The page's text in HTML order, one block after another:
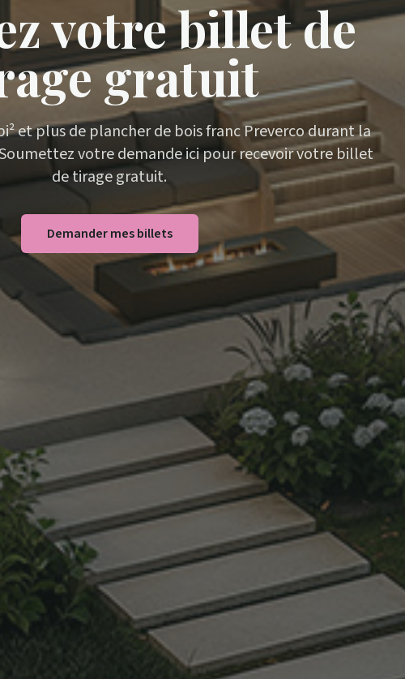
votre billet de
gratuit
et plus de plancher de bois franc Preverco durant la
votre demande ici pour recevoir votre billet
de tirage gratuit.
Demander mes billets